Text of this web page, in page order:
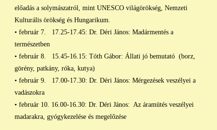
előadás a solymászatról, mint UNESCO világörökség, Nemzeti
Kulturális örökség és Hungarikum.
• február 7. 17.25-17.45: Dr. Déri János: Madármentés a
természetben
• február 8. 15.45-16.15: Tóth Gábor: Állati jó bemutató (borz,
görény, patkány, róka, kutya)
• február 9. 17.00-17.30: Dr. Déri János: Mérgezések veszélyei a
vadászokra
• február 10. 16.00-16.30: Dr. Déri János: Az áramütés veszélyei
madarakra, gyógykezelése és megelőzése